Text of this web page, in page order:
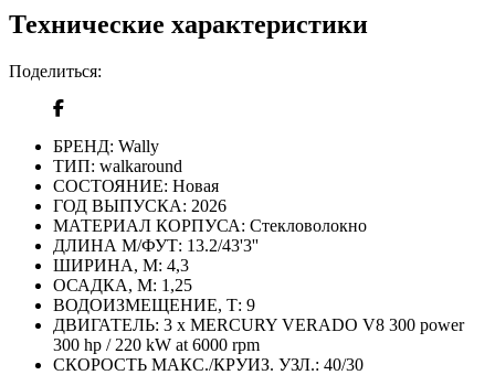
Технические характеристики
Поделиться:
БРЕНД: Wally
ТИП: walkaround
СОСТОЯНИЕ: Новая
ГОД ВЫПУСКА: 2026
МАТЕРИАЛ КОРПУСА: Стекловолокно
ДЛИНА М/ФУТ: 13.2/43'3''
ШИРИНА, М: 4,3
ОСАДКА, М: 1,25
ВОДОИЗМЕЩЕНИЕ, Т: 9
ДВИГАТЕЛЬ: 3 x MERCURY VERADO V8 300 power
300 hp / 220 kW at 6000 rpm
СКОРОСТЬ МАКС./КРУИЗ. УЗЛ.: 40/30